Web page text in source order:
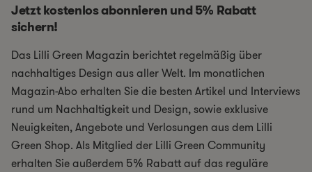
Jetzt kostenlos abonnieren und 5% Rabatt
sichern!
Das Lilli Green Magazin berichtet regelmäßig über
nachhaltiges Design aus aller Welt. Im monatlichen
Magazin-Abo erhalten Sie die besten Artikel und Interviews
rund um Nachhaltigkeit und Design, sowie exklusive
Neuigkeiten, Angebote und Verlosungen aus dem Lilli
Green Shop. Als Mitglied der Lilli Green Community
erhalten Sie außerdem 5% Rabatt auf das reguläre